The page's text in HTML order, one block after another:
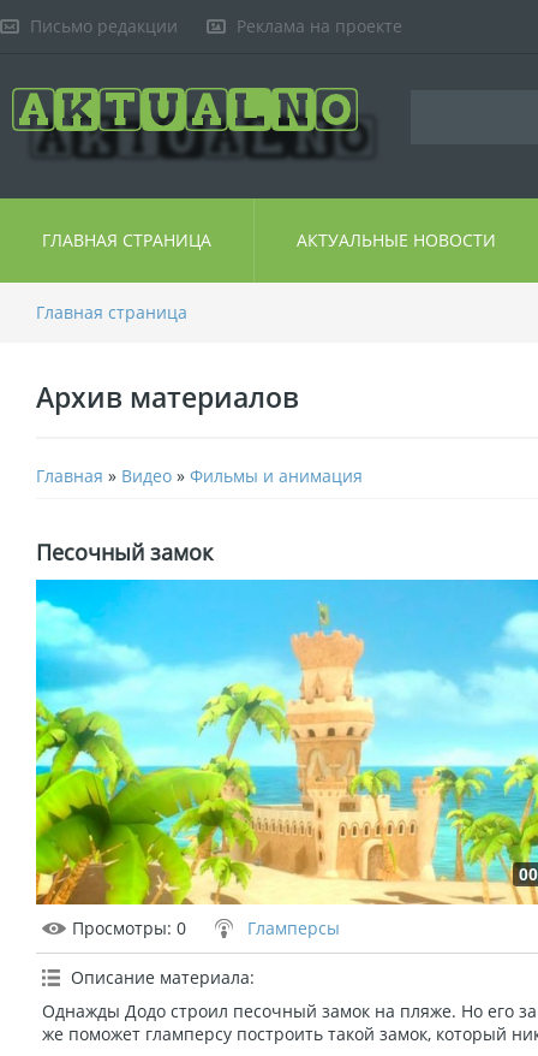
Письмо редакции Реклама на проекте
ГЛАВНАЯ СТРАНИЦА АКТУАЛЬНЫЕ НОВОСТИ
Главная страница
Архив материалов
Главная » Видео » Фильмы и анимация
Песочный замок
Просмотры: 0 Гламперсы
Описание материала:
Однажды Додо строил песочный замок на пляже. Но его
же поможет гламперсу построить такой замок, который